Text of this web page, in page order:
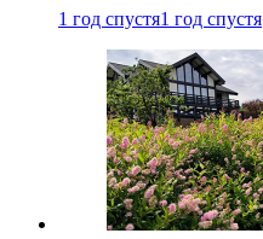
1 год спустя1 год спустя